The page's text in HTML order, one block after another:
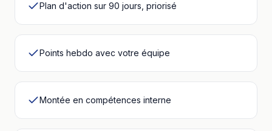
Plan d'action sur 90 jours, priorisé
Points hebdo avec votre équipe
Montée en compétences interne